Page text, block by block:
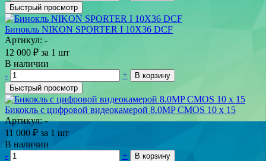
Быстрый просмотр
Бинокль NIKON SPORTER I 10X36 DCF
Артикул: -
12 000 ₽ за 1 шт
В наличии
-
+
В корзину
Быстрый просмотр
Бикокль с цифровой видеокамерой 8.0MP CMOS 10 х 15
Артикул: -
11 000 ₽ за 1 шт
В наличии
-
+
В корзину